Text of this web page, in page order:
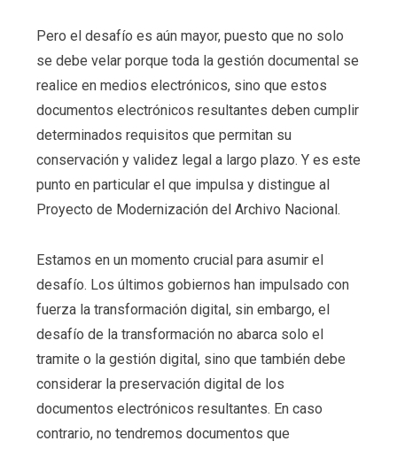
Pero el desafío es aún mayor, puesto que no solo
se debe velar porque toda la gestión documental se
realice en medios electrónicos, sino que estos
documentos electrónicos resultantes deben cumplir
determinados requisitos que permitan su
conservación y validez legal a largo plazo. Y es este
punto en particular el que impulsa y distingue al
Proyecto de Modernización del Archivo Nacional.
Estamos en un momento crucial para asumir el
desafío. Los últimos gobiernos han impulsado con
fuerza la transformación digital, sin embargo, el
desafío de la transformación no abarca solo el
tramite o la gestión digital, sino que también debe
considerar la preservación digital de los
documentos electrónicos resultantes. En caso
contrario, no tendremos documentos que